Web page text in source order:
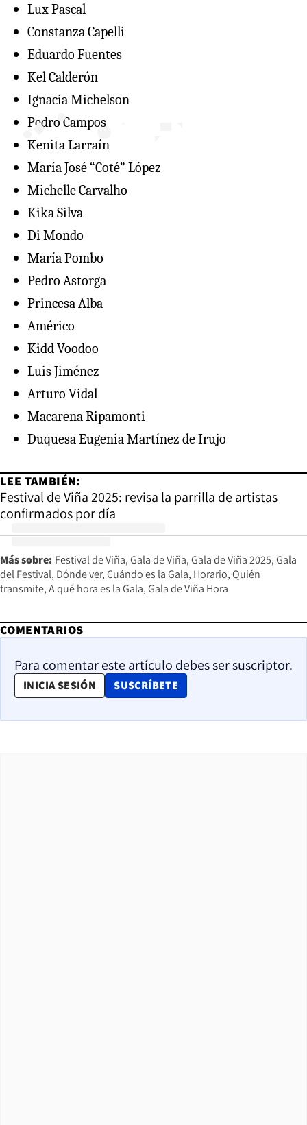
Lux Pascal
Constanza Capelli
Eduardo Fuentes
Kel Calderón
Ignacia Michelson
Pedro Campos
Kenita Larraín
María José “Coté” López
Michelle Carvalho
Kika Silva
Di Mondo
María Pombo
Pedro Astorga
Princesa Alba
Américo
Kidd Voodoo
Luis Jiménez
Arturo Vidal
Macarena Ripamonti
Duquesa Eugenia Martínez de Irujo
LEE TAMBIÉN:
Festival de Viña 2025: revisa la parrilla de artistas
confirmados por día
Más sobre: Festival de Viña Gala de Viña Gala de Viña 2025 Gala
del Festival Dónde ver Cuándo es la Gala Horario Quién
transmite A qué hora es la Gala Gala de Viña Hora
COMENTARIOS
Para comentar este artículo debes ser suscriptor.
INICIA SESIÓN SUSCRÍBETE
OPENS IN NEW WINDOW